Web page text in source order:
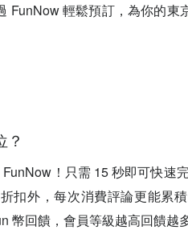
FunNow 輕鬆預訂，為你的東
？
！只需 15 秒即可快速
扣外，每次消費評論更能累
幣回饋，會員等級越高回饋越多